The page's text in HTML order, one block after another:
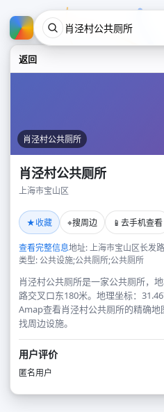
返回
肖泾村公共厕所
肖泾村公共厕所
上海市宝山区
★收藏 ⌖搜周边 📱 去手机查看
查看完整信息地址: 上海市宝山区长发
类型: 公共设施;公共厕所;公共厕所
肖泾村公共厕所是一家公共厕所，
路交叉口东180米。地理坐标：
Amap查看肖泾村公共厕所的精确
找周边设施。
用户评价
匿名用户